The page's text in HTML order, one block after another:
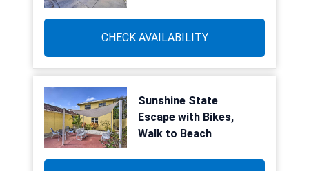
CHECK AVAILABILITY
Sunshine State
Escape with Bikes,
Walk to Beach